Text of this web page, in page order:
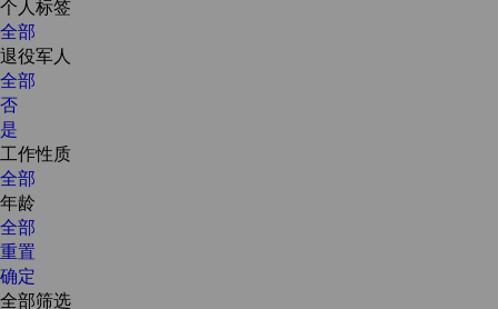
个人标签
全部
退役军人
全部
否
是
工作性质
全部
年龄
全部
重置
确定
全部筛选